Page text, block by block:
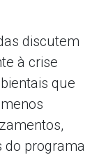
discutem
à crise
que
do programa